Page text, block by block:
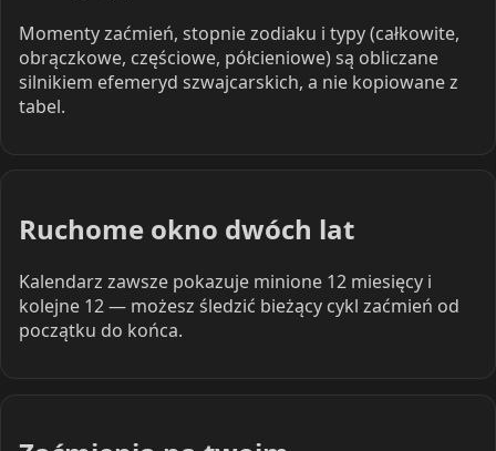
Momenty zaćmień, stopnie zodiaku i typy (całkowite,
obrączkowe, częściowe, półcieniowe) są obliczane
silnikiem efemeryd szwajcarskich, a nie kopiowane z
tabel.
Ruchome okno dwóch lat
Kalendarz zawsze pokazuje minione 12 miesięcy i
kolejne 12 — możesz śledzić bieżący cykl zaćmień od
początku do końca.